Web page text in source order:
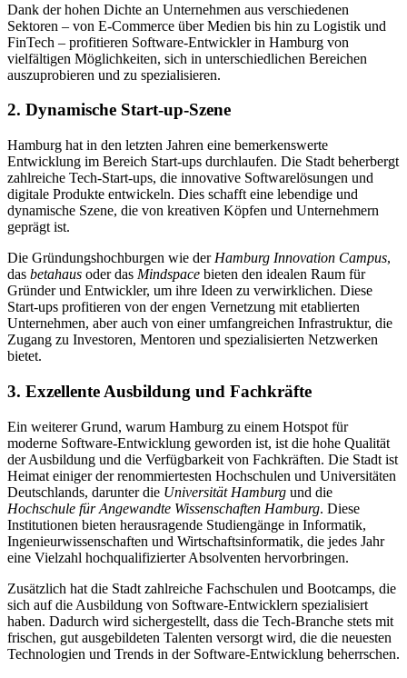
Dank der hohen Dichte an Unternehmen aus verschiedenen
Sektoren – von E-Commerce über Medien bis hin zu Logistik und
FinTech – profitieren Software-Entwickler in Hamburg von
vielfältigen Möglichkeiten, sich in unterschiedlichen Bereichen
auszuprobieren und zu spezialisieren.
2. Dynamische Start-up-Szene
Hamburg hat in den letzten Jahren eine bemerkenswerte
Entwicklung im Bereich Start-ups durchlaufen. Die Stadt beherbergt
zahlreiche Tech-Start-ups, die innovative Softwarelösungen und
digitale Produkte entwickeln. Dies schafft eine lebendige und
dynamische Szene, die von kreativen Köpfen und Unternehmern
geprägt ist.
Die Gründungshochburgen wie der Hamburg Innovation Campus,
das betahaus oder das Mindspace bieten den idealen Raum für
Gründer und Entwickler, um ihre Ideen zu verwirklichen. Diese
Start-ups profitieren von der engen Vernetzung mit etablierten
Unternehmen, aber auch von einer umfangreichen Infrastruktur, die
Zugang zu Investoren, Mentoren und spezialisierten Netzwerken
bietet.
3. Exzellente Ausbildung und Fachkräfte
Ein weiterer Grund, warum Hamburg zu einem Hotspot für
moderne Software-Entwicklung geworden ist, ist die hohe Qualität
der Ausbildung und die Verfügbarkeit von Fachkräften. Die Stadt ist
Heimat einiger der renommiertesten Hochschulen und Universitäten
Deutschlands, darunter die Universität Hamburg und die
Hochschule für Angewandte Wissenschaften Hamburg. Diese
Institutionen bieten herausragende Studiengänge in Informatik,
Ingenieurwissenschaften und Wirtschaftsinformatik, die jedes Jahr
eine Vielzahl hochqualifizierter Absolventen hervorbringen.
Zusätzlich hat die Stadt zahlreiche Fachschulen und Bootcamps, die
sich auf die Ausbildung von Software-Entwicklern spezialisiert
haben. Dadurch wird sichergestellt, dass die Tech-Branche stets mit
frischen, gut ausgebildeten Talenten versorgt wird, die die neuesten
Technologien und Trends in der Software-Entwicklung beherrschen.